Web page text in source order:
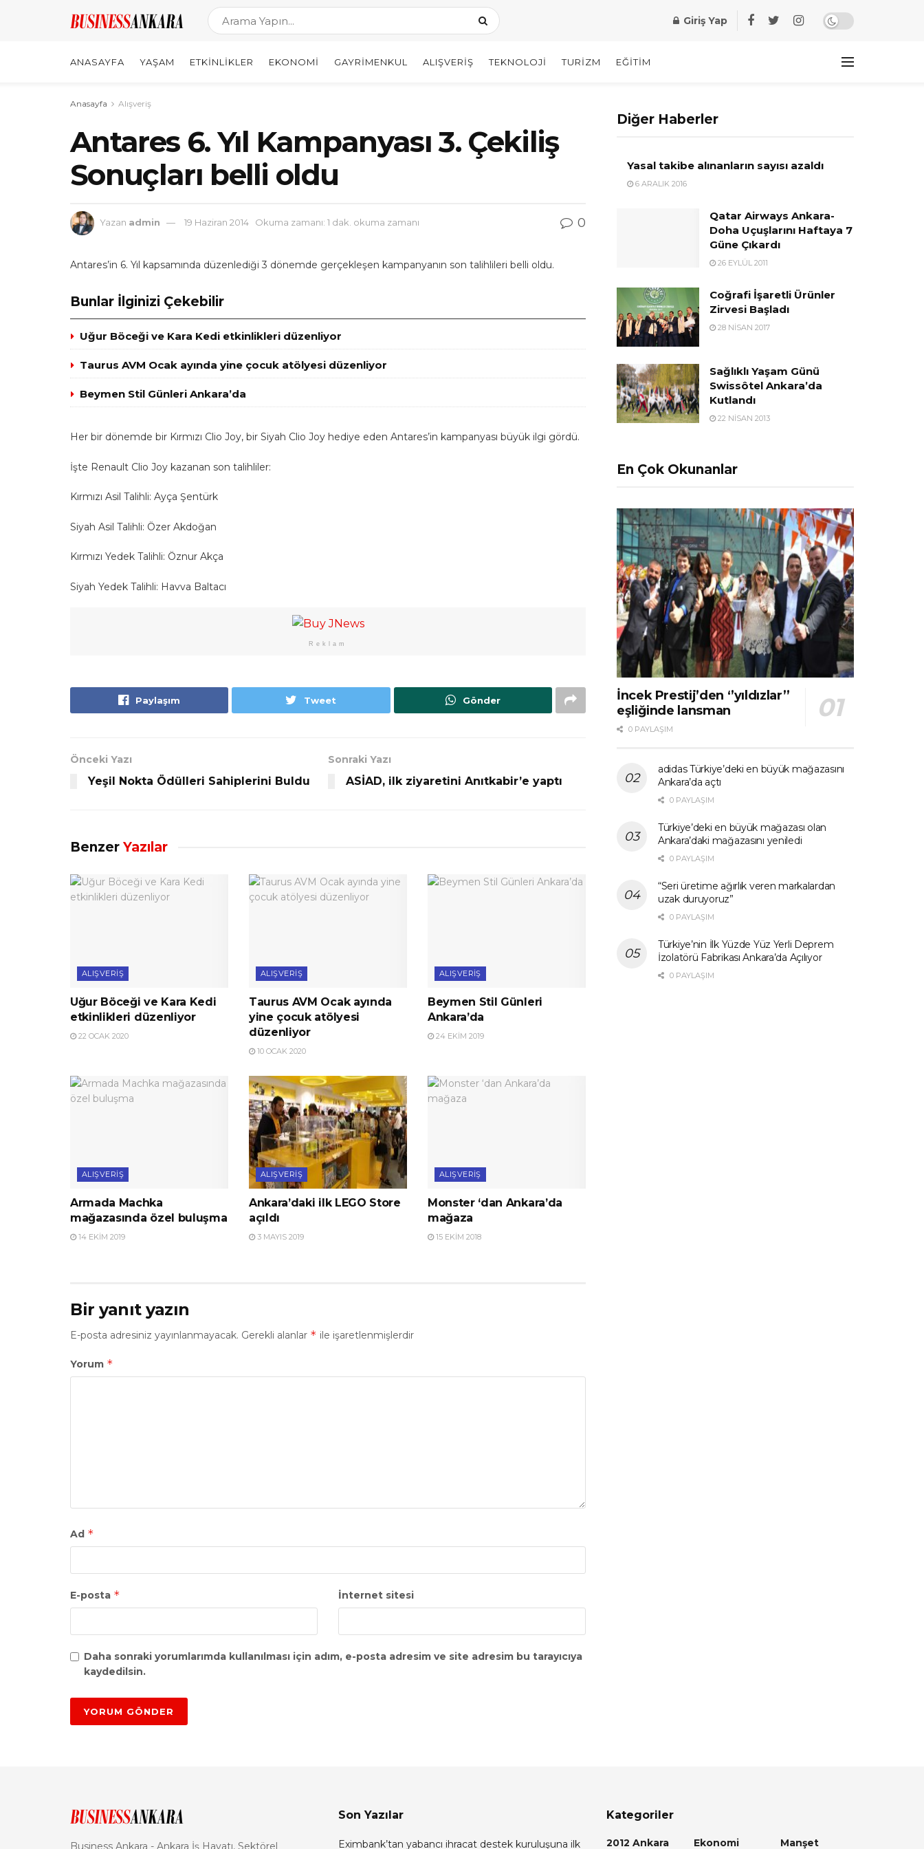
Giriş Yap
ANASAYFA YAŞAM ETKINLIKLER EKONOMI GAYRIMENKUL ALIŞVERIŞ TEKNOLOJI TURIZM EĞITIM
Anasayfa Alışveriş
Antares 6. Yıl Kampanyası 3. Çekiliş
Sonuçları belli oldu
Yazan admin 19 Haziran 2014 Okuma zamanı: 1 dak. okuma zamanı 0
Antares’in 6. Yıl kapsamında düzenlediği 3 dönemde gerçekleşen kampanyanın son talihlileri belli oldu.
Bunlar İlginizi Çekebilir
Uğur Böceği ve Kara Kedi etkinlikleri düzenliyor
Taurus AVM Ocak ayında yine çocuk atölyesi düzenliyor
Beymen Stil Günleri Ankara’da
Her bir dönemde bir Kırmızı Clio Joy, bir Siyah Clio Joy hediye eden Antares’in kampanyası büyük ilgi gördü.
İşte Renault Clio Joy kazanan son talihliler:
Kırmızı Asil Talihli: Ayça Şentürk
Siyah Asil Talihli: Özer Akdoğan
Kırmızı Yedek Talihli: Öznur Akça
Siyah Yedek Talihli: Havva Baltacı
Reklam
Paylaşım Tweet Gönder
Önceki Yazı
Yeşil Nokta Ödülleri Sahiplerini Buldu
Sonraki Yazı
ASİAD, ilk ziyaretini Anıtkabir’e yaptı
Benzer Yazılar
ALIŞVERIŞ
Uğur Böceği ve Kara Kedi
etkinlikleri düzenliyor
22 OCAK 2020
ALIŞVERIŞ
Taurus AVM Ocak ayında
yine çocuk atölyesi
düzenliyor
10 OCAK 2020
ALIŞVERIŞ
Beymen Stil Günleri
Ankara’da
24 EKIM 2019
ALIŞVERIŞ
Armada Machka
mağazasında özel buluşma
14 EKIM 2019
ALIŞVERIŞ
Ankara’daki ilk LEGO Store
açıldı
3 MAYIS 2019
ALIŞVERIŞ
Monster ‘dan Ankara’da
mağaza
15 EKIM 2018
Bir yanıt yazın
E-posta adresiniz yayınlanmayacak. Gerekli alanlar * ile işaretlenmişlerdir
Yorum *
Ad *
E-posta * İnternet sitesi
Daha sonraki yorumlarımda kullanılması için adım, e-posta adresim ve site adresim bu tarayıcıya
kaydedilsin.
Diğer Haberler
Yasal takibe alınanların sayısı azaldı
6 ARALIK 2016
Qatar Airways Ankara-
Doha Uçuşlarını Haftaya 7
Güne Çıkardı
26 EYLÜL 2011
Coğrafi İşaretli Ürünler
Zirvesi Başladı
28 NISAN 2017
Sağlıklı Yaşam Günü
Swissôtel Ankara’da
Kutlandı
22 NISAN 2013
En Çok Okunanlar
İncek Prestij’den ‘’yıldızlar’’
eşliğinde lansman
0 PAYLAŞIM
adidas Türkiye’deki en büyük mağazasını
Ankara’da açtı
0 PAYLAŞIM
Türkiye’deki en büyük mağazası olan
Ankara’daki mağazasını yeniledi
0 PAYLAŞIM
“Seri üretime ağırlık veren markalardan
uzak duruyoruz”
0 PAYLAŞIM
Türkiye’nin İlk Yüzde Yüz Yerli Deprem
İzolatörü Fabrikası Ankara’da Açılıyor
0 PAYLAŞIM
Business Ankara - Ankara İş Hayatı, Sektörel
Son Yazılar
Eximbank’tan yabancı ihracat destek kuruluşuna ilk
Kategoriler
2012 Ankara
Ekonomi Manşet